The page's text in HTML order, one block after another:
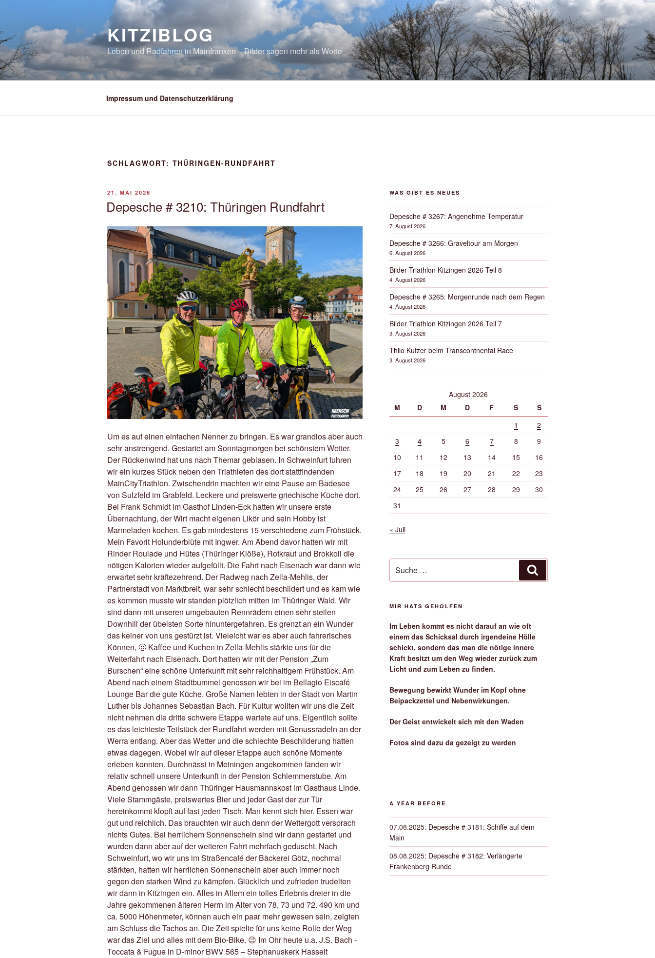
springen
KITZIBLOG
Leben und Radfahren in Mainfranken – Bilder sagen mehr als Worte
Impressum und Datenschutzerklärung
SCHLAGWORT: THÜRINGEN-RUNDFAHRT
VERÖFFENTLICHT
21. MAI 2026
Depesche # 3210: Thüringen Rundfahrt
Um es auf einen einfachen Nenner zu bringen. Es war grandios aber auch
sehr anstrengend. Gestartet am Sonntagmorgen bei schönstem Wetter.
Der Rückenwind hat uns nach Themar geblasen. In Schweinfurt fuhren
wir ein kurzes Stück neben den Triathleten des dort stattfindenden
MainCityTriathlon. Zwischendrin machten wir eine Pause am Badesee
von Sulzfeld im Grabfeld. Leckere und preiswerte griechische Küche dort.
Bei Frank Schmidt im Gasthof Linden-Eck hatten wir unsere erste
Übernachtung, der Wirt macht eigenen Likör und sein Hobby ist
Marmeladen kochen. Es gab mindestens 15 verschiedene zum Frühstück.
Mein Favorit Holunderblüte mit Ingwer. Am Abend davor hatten wir mit
Rinder Roulade und Hütes (Thüringer Klöße), Rotkraut und Brokkoli die
nötigen Kalorien wieder aufgefüllt. Die Fahrt nach Eisenach war dann wie
erwartet sehr kräftezehrend. Der Radweg nach Zella-Mehlis, der
Partnerstadt von Marktbreit, war sehr schlecht beschildert und es kam wie
es kommen musste wir standen plötzlich mitten im Thüringer Wald. Wir
sind dann mit unseren umgebauten Rennrädern einen sehr steilen
Downhill der übelsten Sorte hinuntergefahren. Es grenzt an ein Wunder
das keiner von uns gestürzt ist. Vieleicht war es aber auch fahrerisches
Können, 🙂 Kaffee und Kuchen in Zella-Mehlis stärkte uns für die
Weiterfahrt nach Eisenach. Dort hatten wir mit der Pension „Zum
Burschen“ eine schöne Unterkunft mit sehr reichhaltigem Frühstück. Am
Abend nach einem Stadtbummel genossen wir bei im Bellagio Eiscafé
Lounge Bar die gute Küche. Große Namen lebten in der Stadt von Martin
Luther bis Johannes Sebastian Bach. Für Kultur wollten wir uns die Zeit
nicht nehmen die dritte schwere Etappe wartete auf uns. Eigentlich sollte
es das leichteste Teilstück der Rundfahrt werden mit Genussradeln an der
Werra entlang. Aber das Wetter und die schlechte Beschilderung hatten
etwas dagegen. Wobei wir auf dieser Etappe auch schöne Momente
erleben konnten. Durchnässt in Meiningen angekommen fanden wir
relativ schnell unsere Unterkunft in der Pension Schlemmerstube. Am
Abend genossen wir dann Thüringer Hausmannskost im Gasthaus Linde.
Viele Stammgäste, preiswertes Bier und jeder Gast der zur Tür
hereinkommt klopft auf fast jeden Tisch. Man kennt sich hier. Essen war
gut und reichlich. Das brauchten wir auch denn der Wettergott versprach
nichts Gutes. Bei herrlichem Sonnenschein sind wir dann gestartet und
wurden dann aber auf der weiteren Fahrt mehrfach geduscht. Nach
Schweinfurt, wo wir uns im Straßencafé der Bäckerei Götz, nochmal
stärkten, hatten wir herrlichen Sonnenschein aber auch immer noch
gegen den starken Wind zu kämpfen. Glücklich und zufrieden trudelten
wir dann in Kitzingen ein. Alles in Allem ein tolles Erlebnis dreier in die
Jahre gekommenen älteren Herrn im Alter von 78, 73 und 72. 490 km und
ca. 5000 Höhenmeter, können auch ein paar mehr gewesen sein, zeigten
am Schluss die Tachos an. Die Zeit spielte für uns keine Rolle der Weg
war das Ziel und alles mit dem Bio-Bike. 😉 Im Ohr heute u.a. J.S. Bach -
Toccata & Fugue in D-minor BWV 565 – Stephanuskerk Hasselt
WAS GIBT ES NEUES
Depesche # 3267: Angenehme Temperatur
7. August 2026
Depesche # 3266: Graveltour am Morgen
6. August 2026
Bilder Triathlon Kitzingen 2026 Teil 8
4. August 2026
Depesche # 3265: Morgenrunde nach dem Regen
4. August 2026
Bilder Triathlon Kitzingen 2026 Teil 7
3. August 2026
Thilo Kutzer beim Transcontnental Race
3. August 2026
August 2026
M
D M D F S
S
1
2
3
4 5 6 7 8
9
10
11 12 13 14 15
16
17
18 19 20 21 22
23
24
25 26 27 28 29
30
31
« Juli
nach:
MIR HATS GEHOLFEN
Im Leben kommt es nicht darauf an wie oft
einem das Schicksal durch irgendeine Hölle
schickt, sondern das man die nötige innere
Kraft besitzt um den Weg wieder zurück zum
Licht und zum Leben zu finden.
Bewegung bewirkt Wunder im Kopf ohne
Beipackzettel und Nebenwirkungen.
Der Geist entwickelt sich mit den Waden
Fotos sind dazu da gezeigt zu werden
A YEAR BEFORE
07.08.2025: Depesche # 3181: Schiffe auf dem
Main
08.08.2025: Depesche # 3182: Verlängerte
Frankenberg Runde